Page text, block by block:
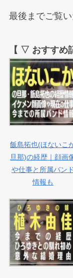
最後までご覧
【 ▽ おすすめ
飯島拓也(ほないこ
旦那)の経歴｜顔画
や仕事と所属バンド
情報も